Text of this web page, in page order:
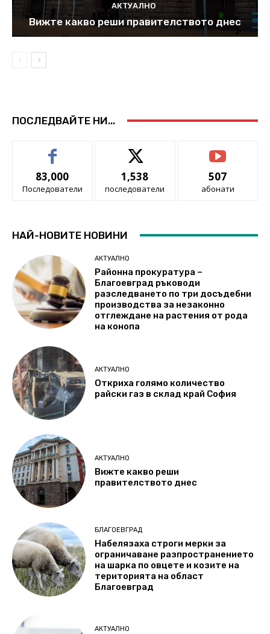
АКТУАЛНО
Вижте какво реши правителството днес
ПОСЛЕДВАЙТЕ НИ...
83,000
Последователи
1,538
последователи
507
абонати
НАЙ-НОВИТЕ НОВИНИ
АКТУАЛНО
Районна прокуратура –
Благоевград ръководи
разследването по три досъдебни
производства за незаконно
отглеждане на растения от рода
на конопа
АКТУАЛНО
Откриха голямо количество
райски газ в склад край София
АКТУАЛНО
Вижте какво реши
правителството днес
БЛАГОЕВГРАД
Набелязаха строги мерки за
ограничаване разпространението
на шарка по овцете и козите на
територията на област
Благоевград
АКТУАЛНО